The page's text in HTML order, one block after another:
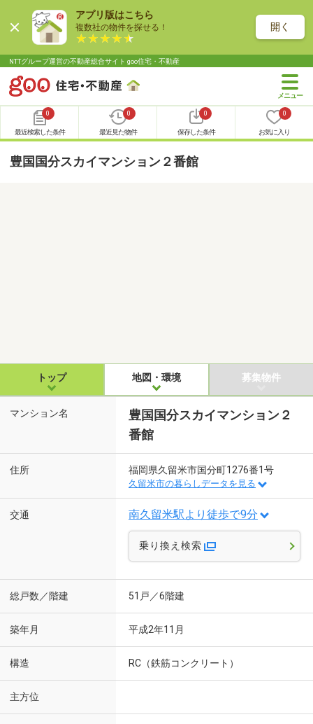
アプリ版はこちら
複数社の物件を探せる！ 開く
NTTグループ運営の不動産総合サイト goo住宅・不動産
0
最近検索した条件
0
最近見た物件
0
保存した条件
0
お気に入り
豊国国分スカイマンション２番館
トップ 地図・環境 募集物件
マンション名
豊国国分スカイマンション２
番館
住所 福岡県久留米市国分町1276番1号
久留米市の暮らしデータを見る
交通 南久留米駅より徒歩で9分
乗り換え検索
総戸数／階建 51戸／6階建
築年月 平成2年11月
構造 RC（鉄筋コンクリート）
主方位